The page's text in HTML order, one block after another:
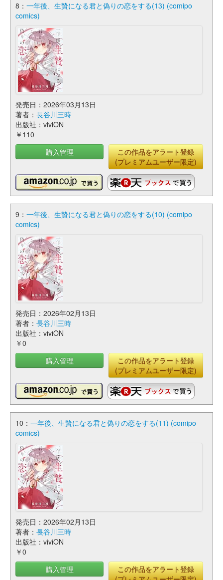
8： 一年後、生贄になる君と偽りの恋をする(13) (comipo
comics)
発売日：2026年03月13日
著者： 長谷川三時
出版社：viviON
￥110
購入管理
この作品をアラート登録
(プレミアムユーザー限定)
9： 一年後、生贄になる君と偽りの恋をする(10) (comipo
comics)
発売日：2026年02月13日
著者： 長谷川三時
出版社：viviON
￥0
購入管理
この作品をアラート登録
(プレミアムユーザー限定)
10： 一年後、生贄になる君と偽りの恋をする(11) (comipo
comics)
発売日：2026年02月13日
著者： 長谷川三時
出版社：viviON
￥0
購入管理
この作品をアラート登録